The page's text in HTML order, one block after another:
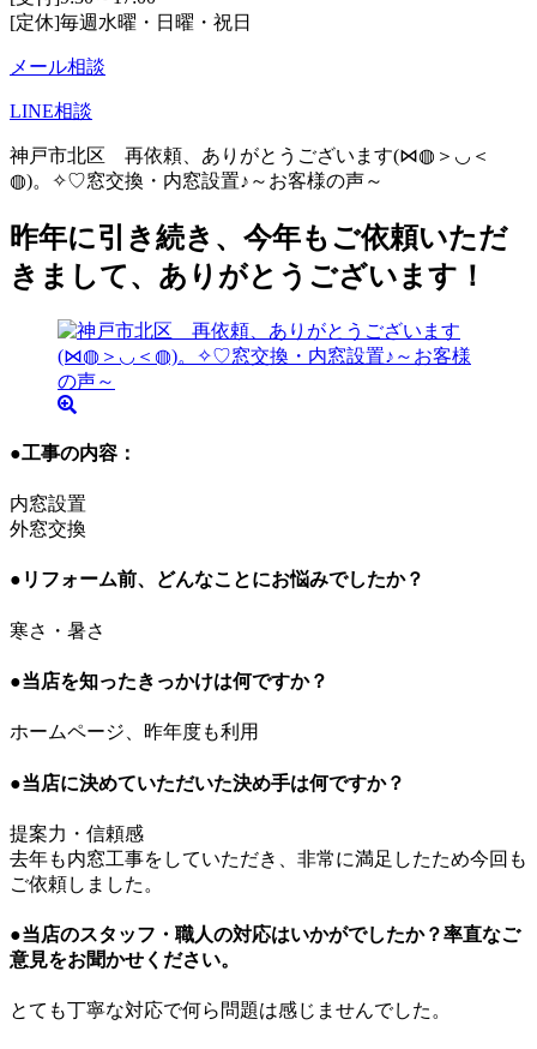
[定休]毎週水曜・日曜・祝日
メール相談
LINE相談
神戸市北区 再依頼、ありがとうございます(⋈◍＞◡＜
◍)。✧♡窓交換・内窓設置♪～お客様の声～
昨年に引き続き、今年もご依頼いただ
きまして、ありがとうございます！
●工事の内容：
内窓設置
外窓交換
●リフォーム前、どんなことにお悩みでしたか？
寒さ・暑さ
●当店を知ったきっかけは何ですか？
ホームページ、昨年度も利用
●当店に決めていただいた決め手は何ですか？
提案力・信頼感
去年も内窓工事をしていただき、非常に満足したため今回も
ご依頼しました。
●当店のスタッフ・職人の対応はいかがでしたか？率直なご
意見をお聞かせください。
とても丁寧な対応で何ら問題は感じませんでした。